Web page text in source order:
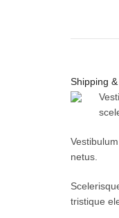
Shipping
netus.
tristique